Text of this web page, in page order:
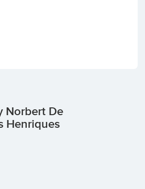
Norbert De
Henriques